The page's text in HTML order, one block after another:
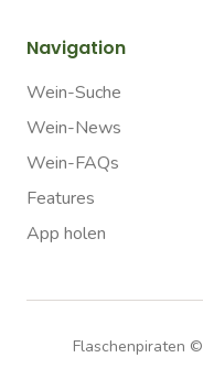
Navigation
Wein-Suche
Wein-News
Wein-FAQs
Features
App holen
Flaschenpiraten ©